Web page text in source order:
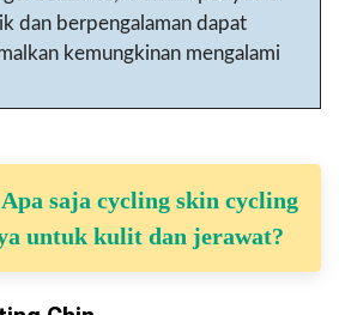
dan berpengalaman dapat
kemungkinan mengalami
Apa saja cycling skin cycling
untuk kulit dan jerawat?